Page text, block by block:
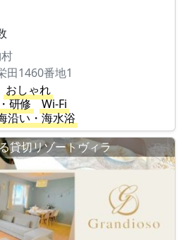
田1460番地1
おしゃれ
研修
Wi-Fi
沿い・海水浴
貸切リゾートヴィラ